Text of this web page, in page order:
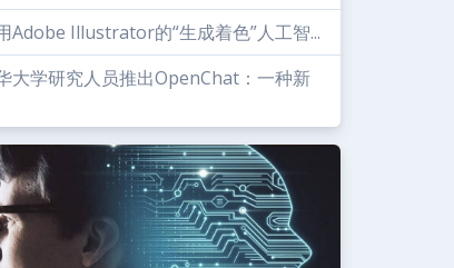
Adobe Illustrator的“生成着色”人工智...
大学研究人员推出OpenChat：一种新